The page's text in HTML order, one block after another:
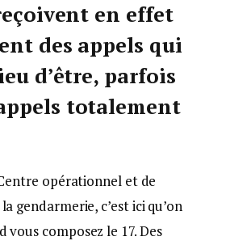
en effet
des appels qui
d’être, parfois
totalement
opérationnel et de
gendarmerie, c’est ici qu’on
vous composez le 17. Des